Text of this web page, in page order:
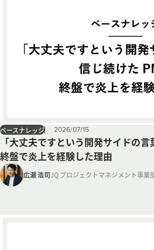
「大丈夫ですという開発サイドの
終盤で炎上を経験した理由
ベースナレッジ 2026/07/15
広瀬 浩司JQ プロジェクトマネジメント事業